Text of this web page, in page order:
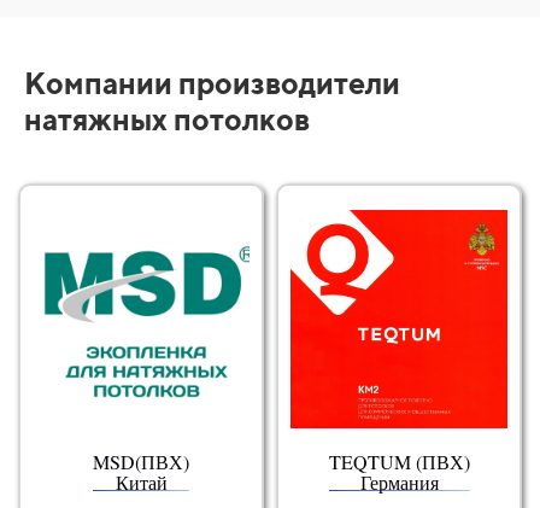
Компании производители
натяжных потолков
MSD(ПВХ)
Китай
TEQTUM (ПВХ)
Германия